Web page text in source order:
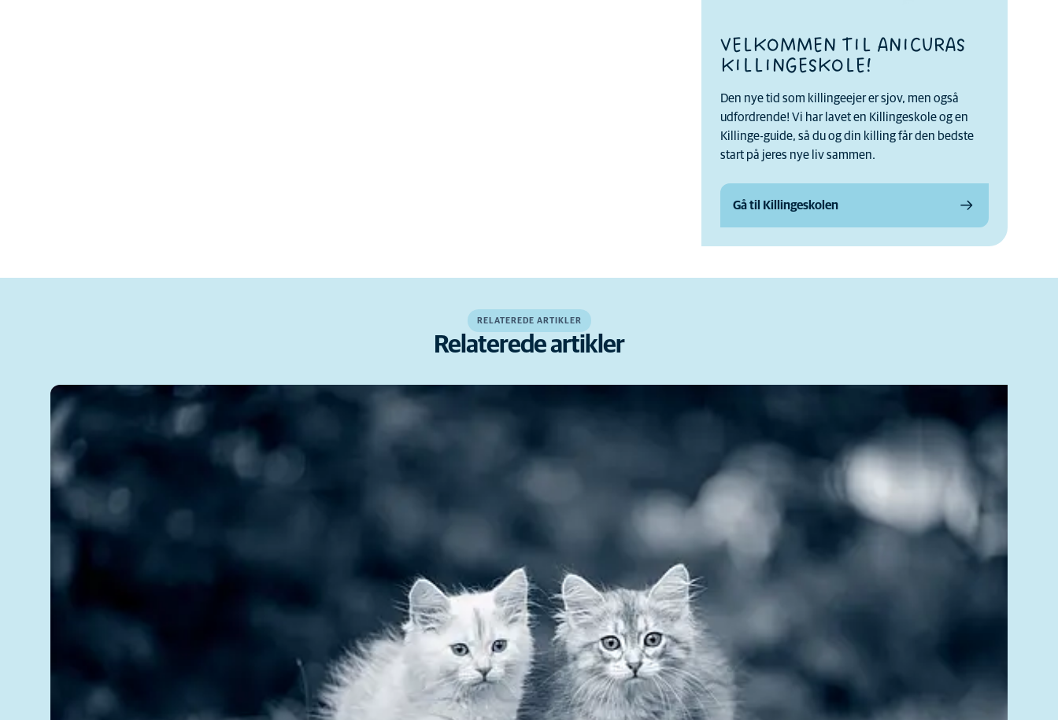
VELKOMMEN TIL ANICURAS
KILLINGESKOLE!
Den nye tid som killingeejer er sjov, men også
udfordrende! Vi har lavet en Killingeskole og en
Killinge-guide, så du og din killing får den bedste
start på jeres nye liv sammen.
Gå til Killingeskolen
RELATEREDE ARTIKLER
Relaterede artikler